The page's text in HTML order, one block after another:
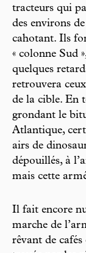
tracteurs qui
des environs
cahotant. Ils
« colonne Sud
quelques
retrouvera
de la cible. En
grondant le
Atlantique,
airs de
dépouillés, à
mais cette
Il fait encore
marche de
rêvant de